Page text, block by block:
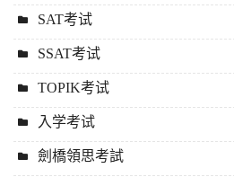
SAT考试
SSAT考试
TOPIK考试
入学考试
劍橋領思考試